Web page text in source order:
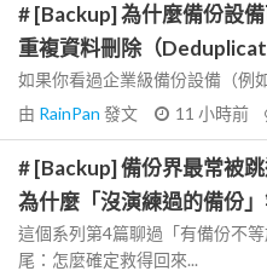
# [Backup] 為什麼備份設
重複資料刪除（
如果你看過企業級備份設備（例
由 RainPan 發文 11 小時前
# [Backup] 備份界最常被
為什麼「沒演練過的備份
這個系列第4篇聊過「有備份不
尾：怎麼確定救得回來...